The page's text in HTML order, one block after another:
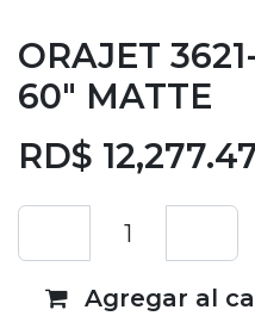
ORAJET
60" MATTE
RD$
Agregar al